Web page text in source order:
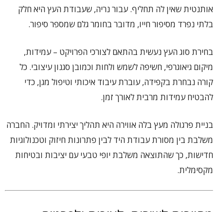
אותנטית שאין לה תחליף. עבור נריה, שעבודת העץ היא חלק
בלתי נפרד מסיפור חייו, מדובר בחומר גלם שמספר סיפור.
בחירת סוג העץ נעשית בהתאם לצורכי הפרויקט – עמידות,
מיקום גיאוגרפי, חשיפה לשמש ולחות וכמובן סגנון עיצובי. כל
קורה נבחרת בקפידה, עוברת עיבוד איכותי וטיפול מגן, כדי
להבטיח עמידות מרבית לאורך זמן.
בניית פרגולה מעץ בלה אווירה היא תהליך יצירתי ומדויק. החברה
משלבת בין מסורת עבודת היד לבין פתרונות חיזוק וטכנולוגיות
חדישות, כך שהתוצאה משלבת יופי טבעי עם יציבות ובטיחות
מקסימלית.